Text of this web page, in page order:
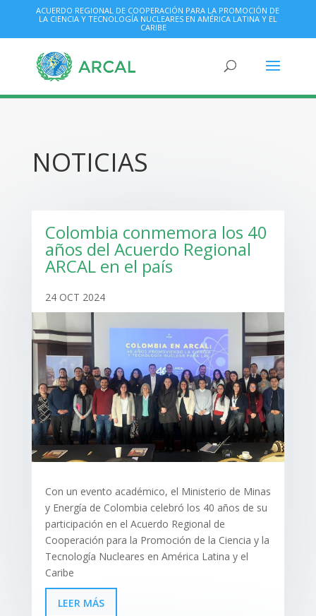
ACUERDO REGIONAL DE COOPERACIÓN PARA LA PROMOCIÓN DE
LA CIENCIA Y TECNOLOGÍA NUCLEARES EN AMÉRICA LATINA Y EL
CARIBE
NOTICIAS
Colombia conmemora los 40
años del Acuerdo Regional
ARCAL en el país
24 OCT 2024
Con un evento académico, el Ministerio de Minas
y Energía de Colombia celebró los 40 años de su
participación en el Acuerdo Regional de
Cooperación para la Promoción de la Ciencia y la
Tecnología Nucleares en América Latina y el
Caribe
LEER MÁS